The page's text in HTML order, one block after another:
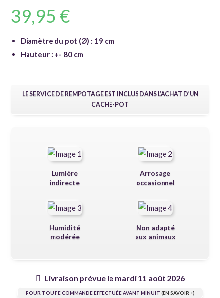
39,95 €
Diamètre du pot (Ø) : 19 cm
Hauteur : +- 80 cm
LE SERVICE DE REMPOTAGE EST INCLUS DANS L’ACHAT D’UN
CACHE-POT
Lumière
indirecte
Arrosage
occasionnel
Humidité
modérée
Non adapté
aux animaux
Livraison prévue le mardi 11 août 2026
POUR TOUTE COMMANDE EFFECTUÉE AVANT MINUIT (EN SAVOIR +)